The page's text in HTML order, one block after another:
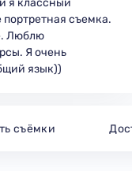
я классный
съемка.
Люблю
Я очень
язык))
съёмки